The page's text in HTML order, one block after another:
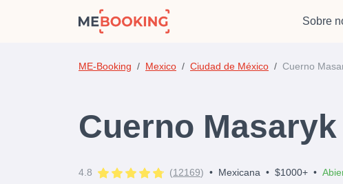
Sobre
ME-Booking Mexico Ciudad de México Cuerno
Cuerno Masaryk
4.8 (12169) • Mexicana • $1000+ •